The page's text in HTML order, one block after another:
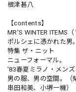
根津甚八
【contents】
MR'S WINTER ITEMS
ポルシェに憑かれた男
特集 ザ・ニット
ニューフォーマル。
'83春夏ミラノ・メン
男の服、男の空間。（
串田和美、小堺一機）